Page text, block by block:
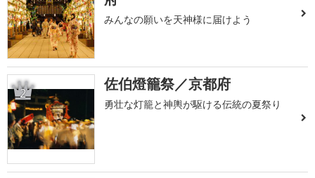
みんなの願いを天神様に届けよう
2 佐伯燈籠祭／京都府
勇壮な灯籠と神輿が駆ける伝統の夏祭り